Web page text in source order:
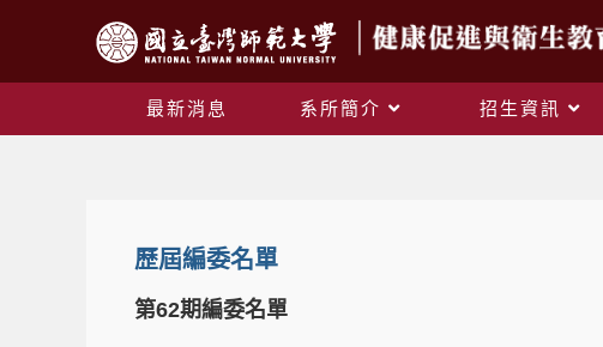
最新消息 系所簡介 招生資訊
歷屆編委名單
第62期編委名單